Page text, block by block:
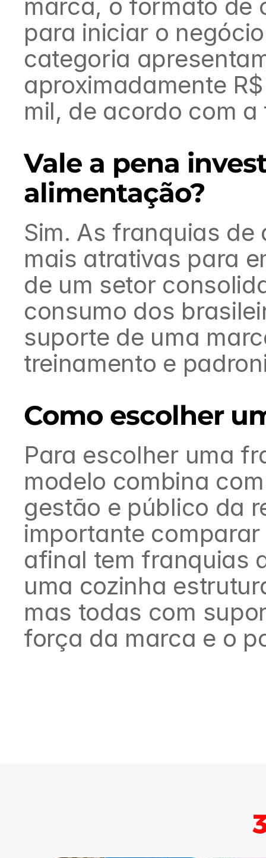
marca, o formato de
para iniciar o
categoria
aproximadamente
mil, de acordo com
Vale a pena
alimentação?
Sim. As franquias
mais atrativas para
de um setor
consumo dos
suporte de uma
treinamento e
Como escolher
Para escolher uma
modelo combina
gestão e público da
importante
afinal tem franquias
uma cozinha
mas todas com
força da marca e o